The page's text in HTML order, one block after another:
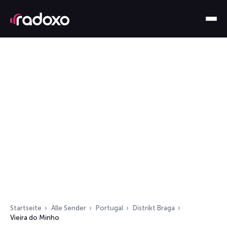
Startseite Alle Sender Portugal
Distrikt Braga
Vieira do Minho